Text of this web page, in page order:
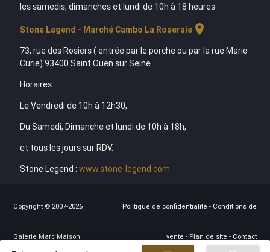
les samedis, dimanches et lundi de 10h à 18 heures
Stone Legend - Marché Cambo La Roseraielocation_on
73, rue des Rosiers ( entrée par le porche ou par la rue Marie
Curie) 93400 Saint Ouen sur Seine
Horaires :
Le Vendredi de 10h à 12h30,
Du Samedi, Dimanche et lundi de 10h à 18h,
et tous les jours sur RDV.
Stone Legend : www.stone-legend.com
Copyright © 2007-2026
Galerie Marc Maison
Politique de confidentialité - Conditions de
vente - Plan de site - Contact